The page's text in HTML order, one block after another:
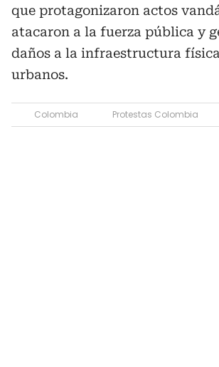
que protagonizaron actos
atacaron a la fuerza pública y
daños a la infraestructura
urbanos.
Colombia Protestas Colombia